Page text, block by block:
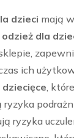
dzieci mają
odzież dla
ich
,
ryzyka